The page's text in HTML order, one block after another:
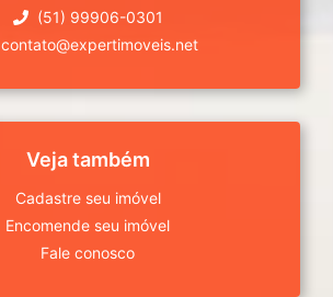
(51) 99906-0301
contato@expertimoveis.net
Veja também
Cadastre seu imóvel
Encomende seu imóvel
Fale conosco